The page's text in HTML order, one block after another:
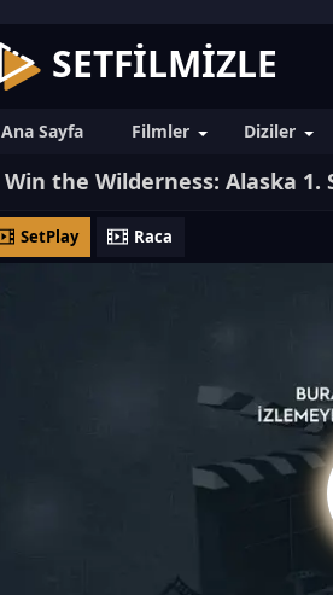
SETFILMIZLE
Ana Sayfa Filmler Diziler
Win the Wilderness: Alaska 1.
SetPlay Raca